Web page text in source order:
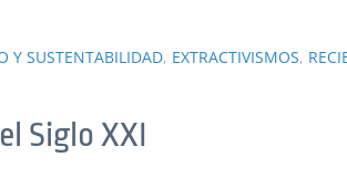
Y SUSTENTABILIDAD, EXTRACTIVISMOS,
Siglo XXI